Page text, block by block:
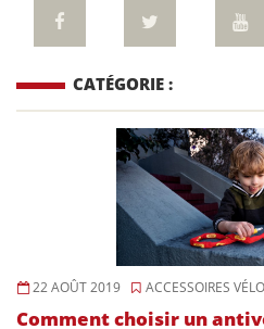
CATÉGORIE :
22 AOÛT 2019 ACCESSOIRES VÉLO
Comment choisir un